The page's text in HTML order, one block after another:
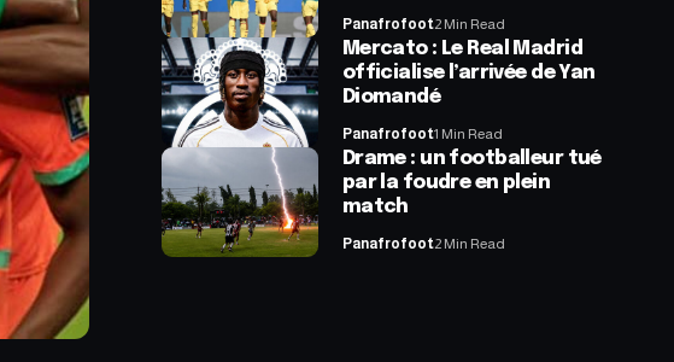
Panafrofoot2 Min Read
Mercato : Le Real Madrid
officialise l’arrivée de Yan
Diomandé
Panafrofoot1 Min Read
Drame : un footballeur tué
par la foudre en plein
match
Panafrofoot2 Min Read